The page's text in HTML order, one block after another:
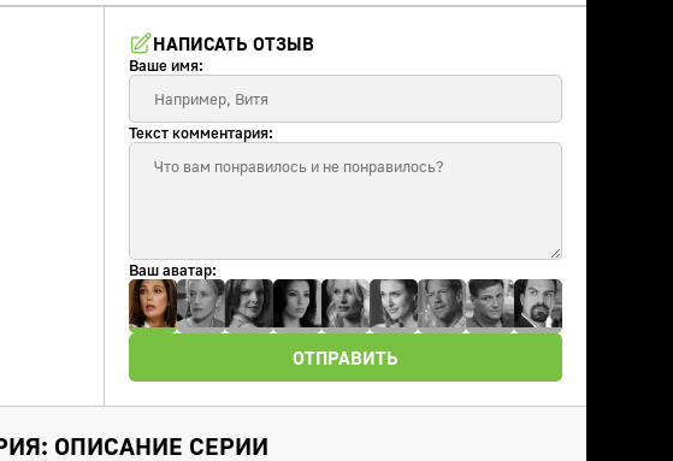
НАПИСАТЬ ОТЗЫВ
Ваше имя:
Текст комментария:
Ваш аватар:
ОТПРАВИТЬ
ОПИСАНИЕ СЕРИИ